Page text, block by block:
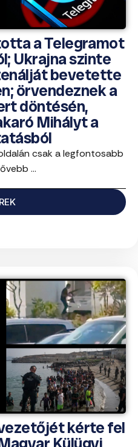
a Telegramot
Ukrajna szinte
bevetette
örvendeznek a
döntésén,
Mihályt a
csak a legfontosabb
...
kérte fel